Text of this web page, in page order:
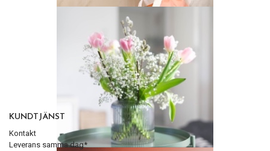
KUNDTJÄNST
Kontakt
Leverans samma dag*